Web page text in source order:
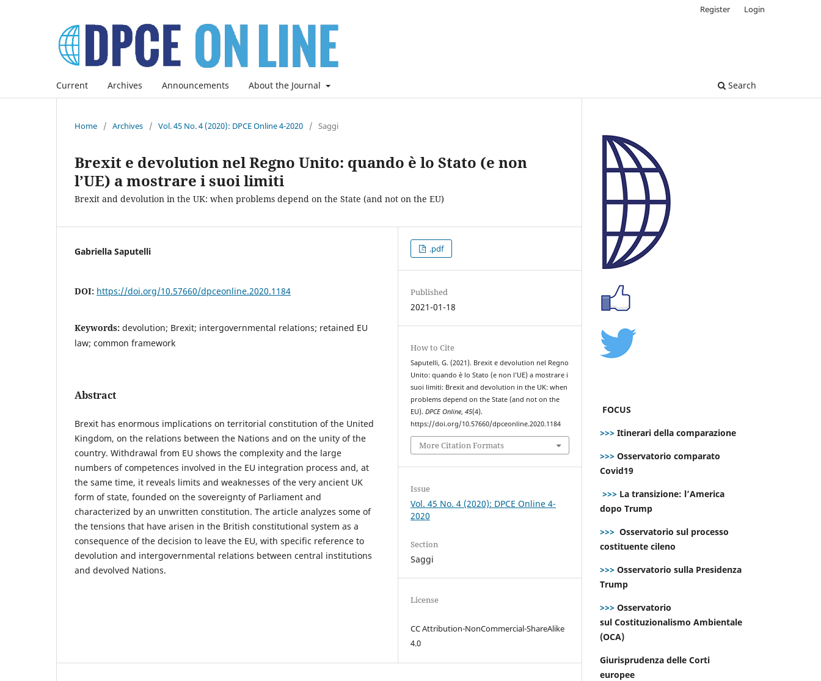
Current Archives Announcements About the Journal Search
Register Login
Home / Archives / Vol. 45 No. 4 (2020): DPCE Online 4-2020 / Saggi
Brexit e devolution nel Regno Unito: quando è lo Stato (e non
l’UE) a mostrare i suoi limiti
Brexit and devolution in the UK: when problems depend on the State (and not on the EU)
Gabriella Saputelli
DOI: https://doi.org/10.57660/dpceonline.2020.1184
Keywords: devolution; Brexit; intergovernmental relations; retained EU
law; common framework
Abstract
Brexit has enormous implications on territorial constitution of the United
Kingdom, on the relations between the Nations and on the unity of the
country. Withdrawal from EU shows the complexity and the large
numbers of competences involved in the EU integration process and, at
the same time, it reveals limits and weaknesses of the very ancient UK
form of state, founded on the sovereignty of Parliament and
characterized by an unwritten constitution. The article analyzes some of
the tensions that have arisen in the British constitutional system as a
consequence of the decision to leave the EU, with specific reference to
devolution and intergovernmental relations between central institutions
and devolved Nations.
.pdf
Published
2021-01-18
How to Cite
Saputelli, G. (2021). Brexit e devolution nel Regno
Unito: quando è lo Stato (e non l’UE) a mostrare i
suoi limiti: Brexit and devolution in the UK: when
problems depend on the State (and not on the
EU).DPCE Online,45(4).
https://doi.org/10.57660/dpceonline.2020.1184
More Citation Formats
Issue
Vol. 45 No. 4 (2020): DPCE Online 4-
2020
Section
Saggi
License
CC Attribution-NonCommercial-ShareAlike
4.0
FOCUS
>>> Itinerari della comparazione
>>> Osservatorio comparato
Covid19
>>> La transizione: l’America
dopo Trump
>>> Osservatorio sul processo
costituente cileno
>>> Osservatorio sulla Presidenza
Trump
>>> Osservatorio
sul Costituzionalismo Ambientale
(OCA)
Giurisprudenza delle Corti
europee